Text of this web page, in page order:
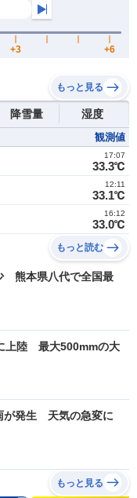
もっと見る
降雪量 湿度
観測値
33.3℃
17:07
33.1℃
12:11
33.0℃
16:12
もっと読む
熊本県八代で全国最
上陸 最大500mmの大
が発生 天気の急変に
もっと見る